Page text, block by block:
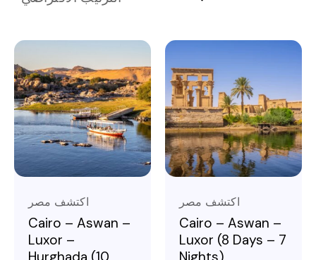
اكتشف مصر
Cairo – Aswan –
Luxor –
اكتشف مصر
Cairo – Aswan –
Luxor (8 Days – 7